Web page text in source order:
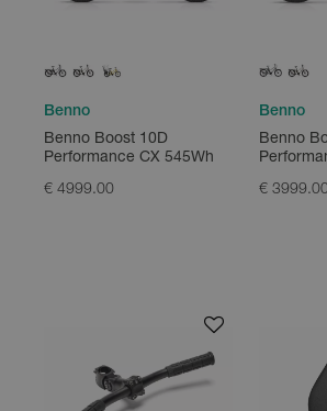
Benno
Benno Boost 10D
Performance CX 545Wh
€ 4999.00
Benno
Benno
€